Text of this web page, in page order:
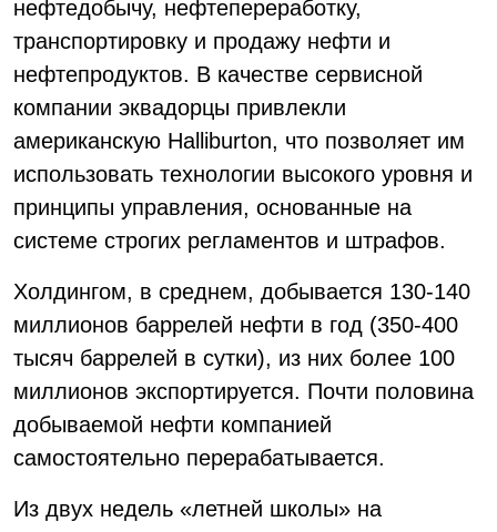
нефтедобычу, нефтепереработку,
транспортировку и продажу нефти и
нефтепродуктов. В качестве сервисной
компании эквадорцы привлекли
американскую Halliburton, что позволяет им
использовать технологии высокого уровня и
принципы управления, основанные на
системе строгих регламентов и штрафов.
Холдингом, в среднем, добывается 130-140
миллионов баррелей нефти в год (350-400
тысяч баррелей в сутки), из них более 100
миллионов экспортируется. Почти половина
добываемой нефти компанией
самостоятельно перерабатывается.
Из двух недель «летней школы» на